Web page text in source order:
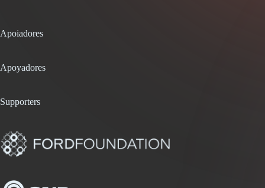
Apoiadores
Apoyadores
Supporters